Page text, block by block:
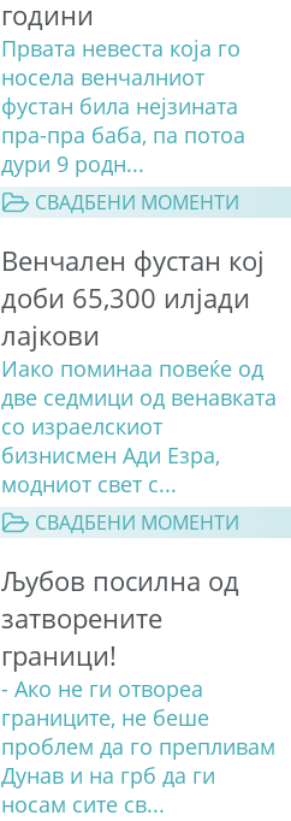
години
Првата невеста која го
носела венчалниот
фустан била нејзината
пра-пра баба, па потоа
дури 9 родн...
СВАДБЕНИ МОМЕНТИ
Венчален фустан кој
доби 65,300 илјади
лајкови
Иако поминаа повеќе од
две седмици од венавката
со израелскиот
бизнисмен Ади Езра,
модниот свет с...
СВАДБЕНИ МОМЕНТИ
Љубов посилна од
затворените
граници!
- Ако не ги отвореа
границите, не беше
проблем да го препливам
Дунав и на грб да ги
носам сите св...